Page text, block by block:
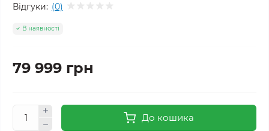
Відгуки: (0)
В наявності
79 999 грн
До кошика